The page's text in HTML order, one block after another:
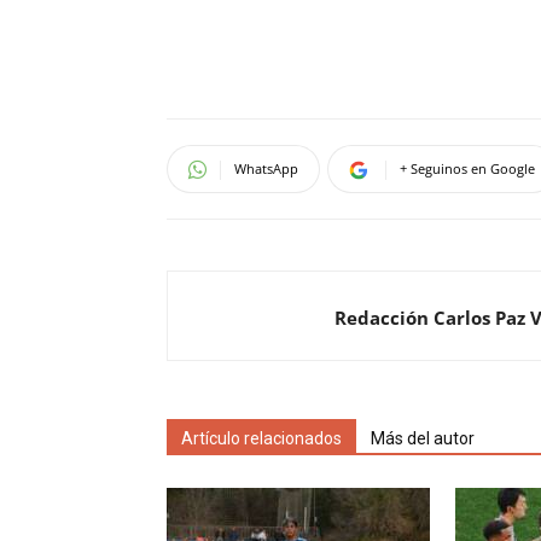
WhatsApp + Seguinos en Google
Redacción Carlos Paz
Artículo relacionados Más del autor